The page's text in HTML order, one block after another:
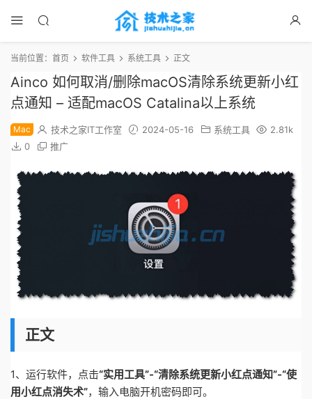
当前位置： 首页 软件工具 系统工具 正文
Ainco 如何取消/删除macOS清除系统更新小红
点通知 – 适配macOS Catalina以上系统
Mac 技术之家IT工作室 2024-05-16 系统工具
2.81k
0
推广
正文
1、运行软件，点击“实用工具”-“清除系统更新小红点通知”-“使
用小红点消失术”，输入电脑开机密码即可。